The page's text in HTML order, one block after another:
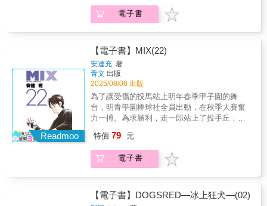
上場——…本書特色★前作『棒球大聯盟』以
「茂野吾郎」為主角的漫畫，在電影、電玩、
吾」擔任，勢必將再掀起一股『棒球大聯盟』
的熱潮！★喜歡『棒球大聯盟』的讀者，絕對
不能錯過的熱血續作！★日本已在2018年4月
TV動畫化!!!
電子書
Readmoo
【電子書】MIX(22)
安達充 著
青文 出版
2025/08/06 出版
為了讓受傷的投馬站上明年春季甲子園的舞
台，明青學園棒球社全員出動，在秋季大賽奮
力一搏。為求勝利，走一郎站上了投手丘，結
到狐疑的音美，正一步步接近真相──？本書特
色故事發生在明青學園，可說是《TOUCH鄰家
美眉》世界中 26 年後的延續。
特價 79 元
電子書
【電子書】DOGSRED—冰上狂犬—(02)